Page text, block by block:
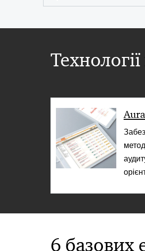
Aura
6 базових